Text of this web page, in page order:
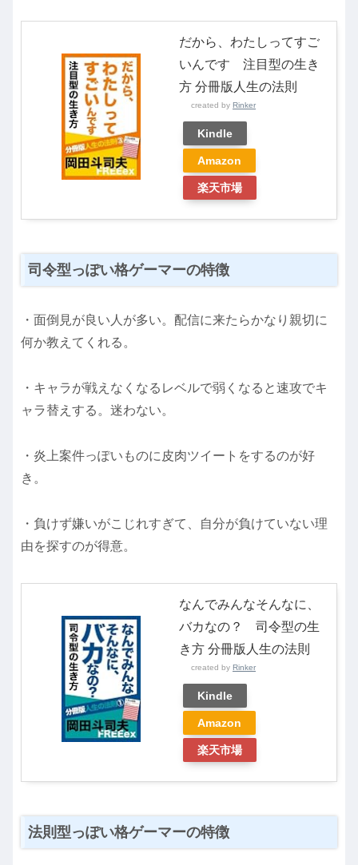
だから、わたしってすご
いんです 注目型の生き
方 分冊版人生の法則
created by Rinker
Kindle
Amazon
楽天市場
司令型っぽい格ゲーマーの特徴
・面倒見が良い人が多い。配信に来たらかなり親切に
何か教えてくれる。
・キャラが戦えなくなるレベルで弱くなると速攻でキ
ャラ替えする。迷わない。
・炎上案件っぽいものに皮肉ツイートをするのが好
き。
・負けず嫌いがこじれすぎて、自分が負けていない理
由を探すのが得意。
なんでみんなそんなに、
バカなの？ 司令型の生
き方 分冊版人生の法則
created by Rinker
Kindle
Amazon
楽天市場
法則型っぽい格ゲーマーの特徴